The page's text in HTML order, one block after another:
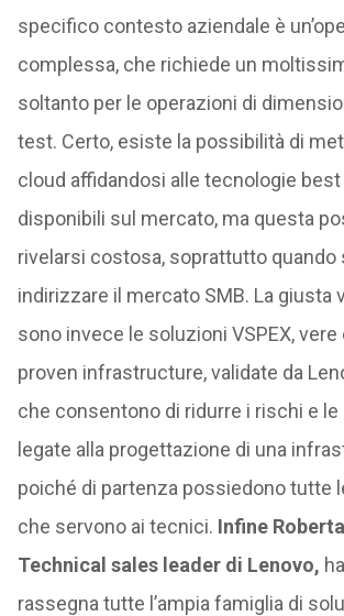
specifico contesto aziendale è
complessa, che richiede un
soltanto per le operazioni di
test. Certo, esiste la possibilità di
cloud affidandosi alle tecnologie
disponibili sul mercato, ma questa
rivelarsi costosa, soprattutto quando
indirizzare il mercato SMB. La giusta
sono invece le soluzioni VSPEX, vere
proven infrastructure, validate da
che consentono di ridurre i rischi e
legate alla progettazione di una
poiché di partenza possiedono tutte
che servono ai tecnici. Infine
Technical sales leader di Lenovo,
rassegna tutte l’ampia famiglia di